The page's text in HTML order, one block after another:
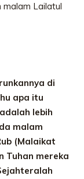
malam Lailatul
di
apa itu
lebih
malam
(Malaikat
Tuhan mereka